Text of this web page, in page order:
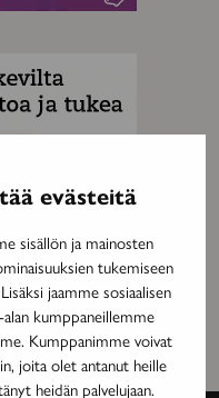
evästeitä
sisällön ja mainosten
tukemiseen
jaamme sosiaalisen
kumppaneillemme
Kumppanimme voivat
joita olet antanut heille
heidän palvelujaan.